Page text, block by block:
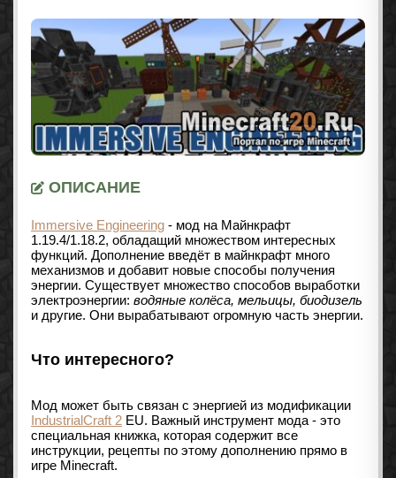
ОПИСАНИЕ
Immersive Engineering - мод на Майнкрафт
1.19.4/1.18.2, обладащий множеством интересных
функций. Дополнение введёт в майнкрафт много
механизмов и добавит новые способы получения
энергии. Существует множество способов выработки
электроэнергии: водяные колёса, мельицы, биодизель
и другие. Они вырабатывают огромную часть энергии.
Что интересного?
Мод может быть связан с энергией из модификации
IndustrialCraft 2 EU. Важный инструмент мода - это
специальная книжка, которая содержит все
инструкции, рецепты по этому дополнению прямо в
игре Minecraft.